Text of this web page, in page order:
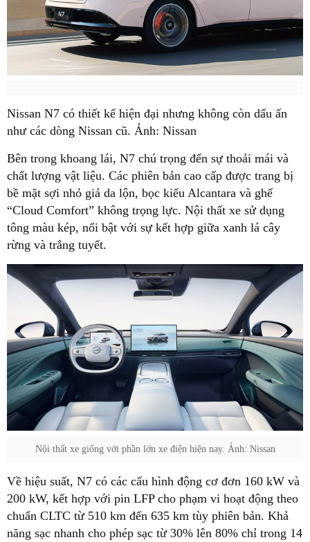
Nissan N7 có thiết kế hiện đại nhưng không còn dấu ấn
như các dòng Nissan cũ. Ảnh: Nissan
Bên trong khoang lái, N7 chú trọng đến sự thoải mái và
chất lượng vật liệu. Các phiên bản cao cấp được trang bị
bề mặt sợi nhỏ giả da lộn, bọc kiểu Alcantara và ghế
“Cloud Comfort” không trọng lực. Nội thất xe sử dụng
tông màu kép, nổi bật với sự kết hợp giữa xanh lá cây
rừng và trắng tuyết.
Nội thất xe giống với phần lớn xe điện hiện nay. Ảnh: Nissan
Về hiệu suất, N7 có các cấu hình động cơ đơn 160 kW và
200 kW, kết hợp với pin LFP cho phạm vi hoạt động theo
chuẩn CLTC từ 510 km đến 635 km tùy phiên bản. Khả
năng sạc nhanh cho phép sạc từ 30% lên 80% chỉ trong 14